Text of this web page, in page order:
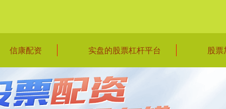
信康配资 实盘的股票杠杆平台 股